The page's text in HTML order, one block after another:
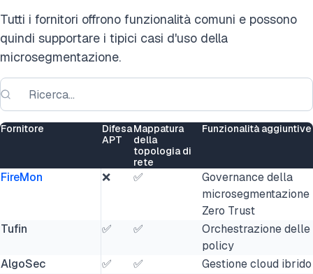
Tutti i fornitori offrono funzionalità comuni e possono
quindi supportare i tipici casi d'uso della
microsegmentazione.
Fornitore
Difesa
APT
Mappatura
della
topologia di
rete
Funzionalità aggiuntive
FireMon ❌ ✅
Governance della
microsegmentazione
Zero Trust
Tufin
✅ ✅
Orchestrazione delle
policy
AlgoSec
✅ ✅
Gestione cloud ibrido